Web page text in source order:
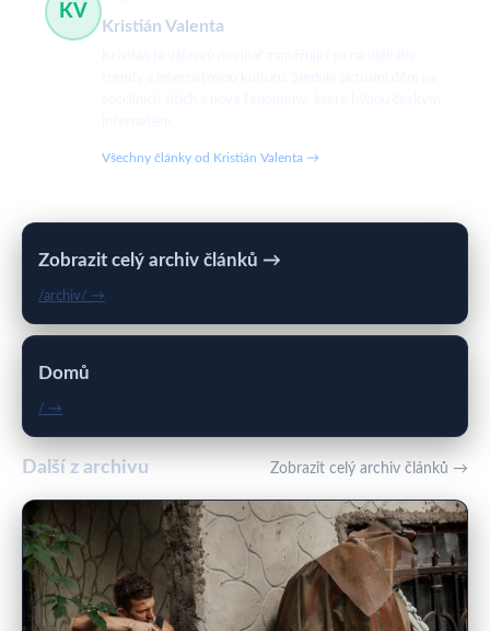
KV
Kristián Valenta
Všechny články od Kristián Valenta →
Zobrazit celý archiv článků →
/archiv/ →
Domů
/ →
Další z archivu Zobrazit celý archiv článků →